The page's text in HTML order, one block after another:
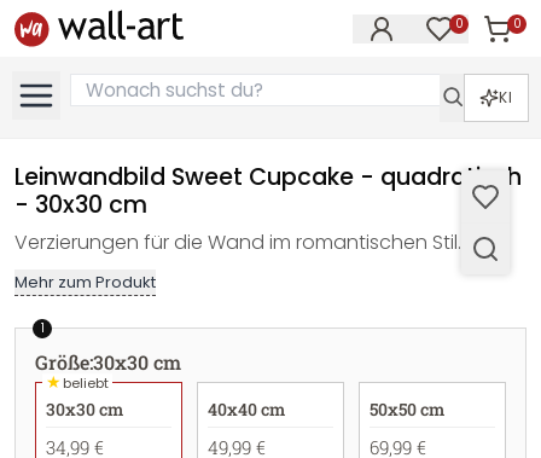
0 0
KI
Leinwandbild Sweet Cupcake - quadratisch
- 30x30 cm
Verzierungen für die Wand im romantischen Stil.
Mehr zum Produkt
1
Größe:30x30 cm
★beliebt
30x30 cm
34,99 €
40x40 cm
49,99 €
50x50 cm
69,99 €